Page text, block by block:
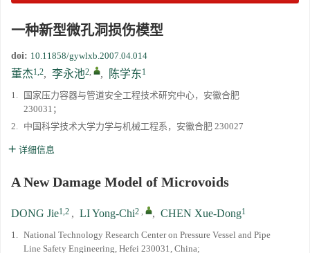
通知
《高压物理学报》第三届青年编委会招募启事
一种新型微孔洞损伤模型
doi: 10.11858/gywlxb.2007.04.014
董杰1,2, 李永池2, , 陈学东1
1.
国家压力容器与管道安全工程技术研究中心，安徽合肥
230031；
2. 中国科学技术大学力学与机械工程系，安徽合肥 230027
详细信息
A New Damage Model of Microvoids
DONG Jie1,2 , LI Yong-Chi2 , , CHEN Xue-Dong1
1. National Technology Research Center on Pressure Vessel and Pipe
Line Safety Engineering, Hefei 230031, China;